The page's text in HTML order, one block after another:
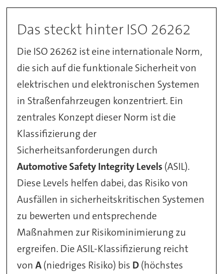
Das steckt hinter ISO 26262
Die ISO 26262 ist eine internationale Norm,
die sich auf die funktionale Sicherheit von
elektrischen und elektronischen Systemen
in Straßenfahrzeugen konzentriert. Ein
zentrales Konzept dieser Norm ist die
Klassifizierung der
Sicherheitsanforderungen durch
Automotive Safety Integrity Levels(ASIL).
Diese Levels helfen dabei, das Risiko von
Ausfällen in sicherheitskritischen Systemen
zu bewerten und entsprechende
Maßnahmen zur Risikominimierung zu
ergreifen. Die ASIL-Klassifizierung reicht
vonA(niedriges Risiko) bis D(höchstes